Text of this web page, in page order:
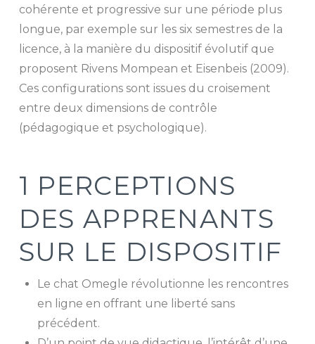
cohérente et progressive sur une période plus
longue, par exemple sur les six semestres de la
licence, à la manière du dispositif évolutif que
proposent Rivens Mompean et Eisenbeis (2009).
Ces configurations sont issues du croisement
entre deux dimensions de contrôle
(pédagogique et psychologique).
1 PERCEPTIONS
DES APPRENANTS
SUR LE DISPOSITIF
Le chat Omegle révolutionne les rencontres
en ligne en offrant une liberté sans
précédent.